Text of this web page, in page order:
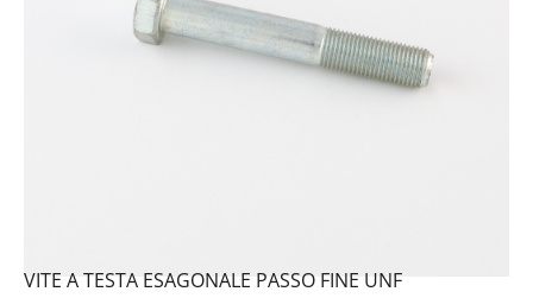
VITE A TESTA ESAGONALE PASSO FINE UNF